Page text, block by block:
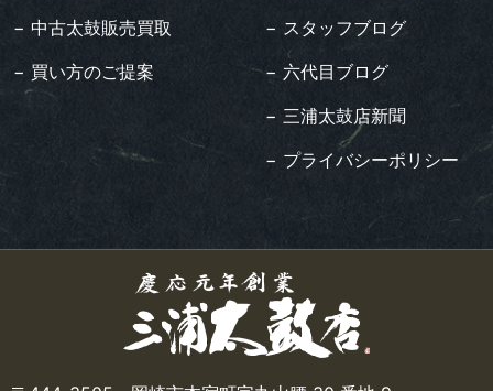
− 中古太鼓販売買取
− 買い方のご提案
− スタッフブログ
− 六代目ブログ
− 三浦太鼓店新聞
− プライバシーポリシー